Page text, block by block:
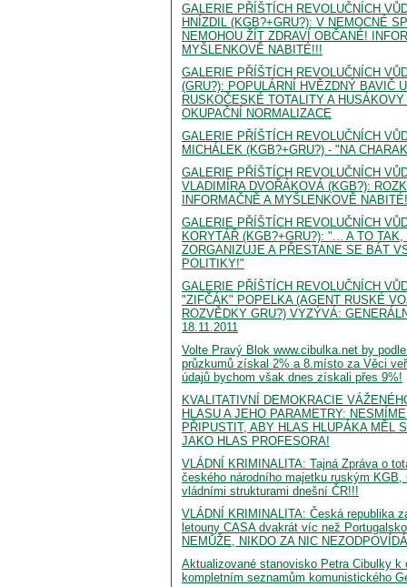
GALERIE PŘÍŠTÍCH REVOLUČNÍCH
HNÍZDIL (KGB?+GRU?): V NEMOCNÉ
NEMOHOU ŽÍT ZDRAVÍ OBČANÉ!
MYŠLENKOVĚ NABITÉ!!!
GALERIE PŘÍŠTÍCH REVOLUČNÍCH
(GRU?): POPULÁRNÍ HVĚZDNÝ BAVIČ
RUSKOČESKÉ TOTALITY A
OKUPAČNÍ NORMALIZACE
GALERIE PŘÍŠTÍCH REVOLUČNÍCH
MICHÁLEK (KGB?+GRU?) - "NA
GALERIE PŘÍŠTÍCH REVOLUČNÍCH
VLADIMÍRA DVOŘÁKOVÁ (KGB?):
INFORMAČNĚ A MYŠLENKOVĚ
GALERIE PŘÍŠTÍCH REVOLUČNÍCH
KORYTÁŘ (KGB?+GRU?): "... A TO
ZORGANIZUJE A PŘESTANE SE BÁT
POLITIKY!"
GALERIE PŘÍŠTÍCH REVOLUČNÍCH
"ZIFČÁK" POPELKA (AGENT RUSKÉ
ROZVĚDKY GRU?) VYZÝVÁ:
18.11.2011
Volte Pravý Blok www.cibulka.net by
průzkumů získal 2% a 8.místo za Věci
údajů bychom však dnes získali přes 9%!
KVALITATIVNÍ DEMOKRACIE
HLASU A JEHO PARAMETRY:
PŘIPUSTIT, ABY HLAS HLUPÁKA MĚL
JAKO HLAS PROFESORA!
VLÁDNÍ KRIMINALITA: Tajná Zpráva o
českého národního majetku ruským KGB,
vládními strukturami dnešní ČR!!!
VLÁDNÍ KRIMINALITA: Česká republika
letouny CASA dvakrát víc než
NEMŮŽE, NIKDO ZA NIC
Aktualizované stanovisko Petra Cibulky k
kompletním seznamům komunistického